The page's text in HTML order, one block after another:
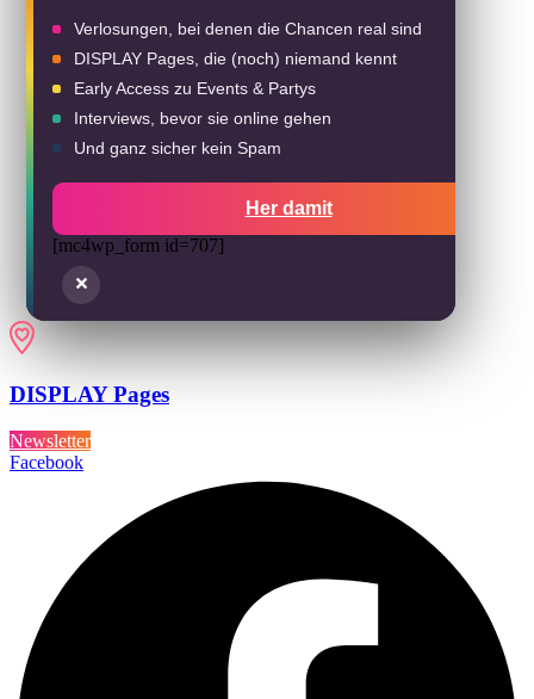
Verlosungen, bei denen die Chancen real sind
DISPLAY Pages, die (noch) niemand kennt
Early Access zu Events & Partys
Interviews, bevor sie online gehen
Und ganz sicher kein Spam
Her damit
[mc4wp_form id=707]
DISPLAY Pages
Newsletter
Facebook